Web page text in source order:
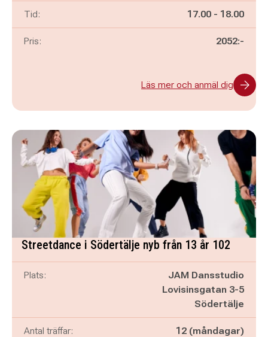
Tid: Pågår mellan
17.00 - och
18.00
Pris: 2052:-
Läs mer och anmäl dig
Streetdance i Södertälje nyb från 13 år 102
Plats:
JAM Dansstudio
Lovisinsgatan 3-5
Södertälje
Antal träffar: 12 (måndagar)